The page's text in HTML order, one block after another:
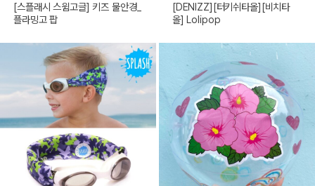
[스플래시 스윔고글] 키즈 물안경_
플라밍고 팝
[DENIZZ][터키쉬타올][비치타
올] Lolipop